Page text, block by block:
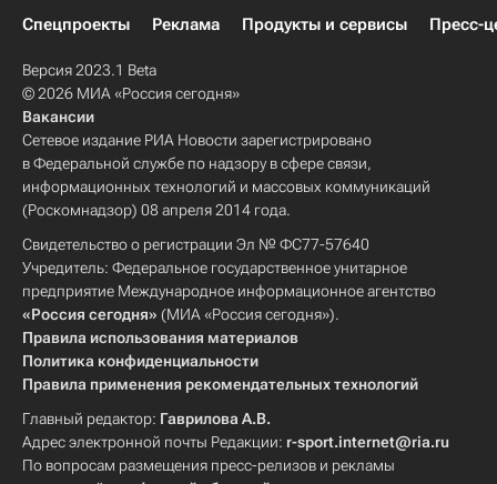
Спецпроекты
Реклама Продукты и сервисы Пресс-
Версия 2023.1 Beta
© 2026 МИА «Россия сегодня»
Вакансии
Сетевое издание РИА Новости зарегистрировано
в Федеральной службе по надзору в сфере связи,
информационных технологий и массовых коммуникаций
(Роскомнадзор) 08 апреля 2014 года.
Свидетельство о регистрации Эл № ФС77-57640
Учредитель: Федеральное государственное унитарное
предприятие Международное информационное агентство
«Россия сегодня» (МИА «Россия сегодня»).
Правила использования материалов
Политика конфиденциальности
Правила применения рекомендательных технологий
Главный редактор: Гаврилова А.В.
Адрес электронной почты Редакции: r-sport.internet@ria.ru
По вопросам размещения пресс-релизов и рекламы